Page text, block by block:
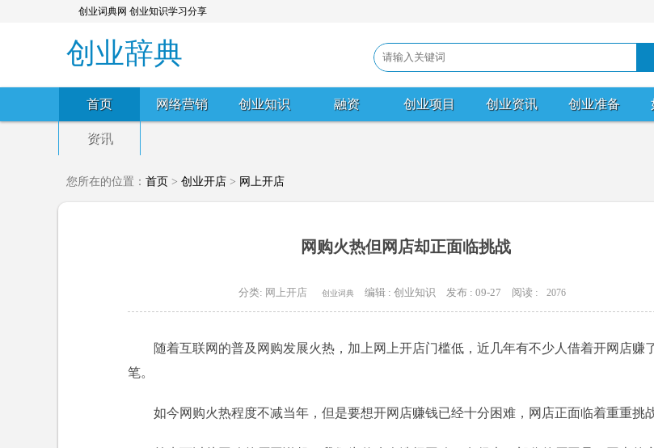
创业词典网 创业知识学习分享
创业辞典
首页 网络营销 创业知识 融资 创业项目 创业资讯 创业准备
资讯
您所在的位置： 首页 > 创业开店 > 网上开店
网购火热但网店却正面临挑战
分类: 网上开店 创业词典 编辑 : 创业知识 发布 : 09-27 阅读 : 2076
随着互联网的普及网购发展火热，加上网上开店门槛低，近几年有不少人借着开网店赚
笔。
如今网购火热程度不减当年，但是要想开网店赚钱已经十分困难，网店正面临着重重挑战